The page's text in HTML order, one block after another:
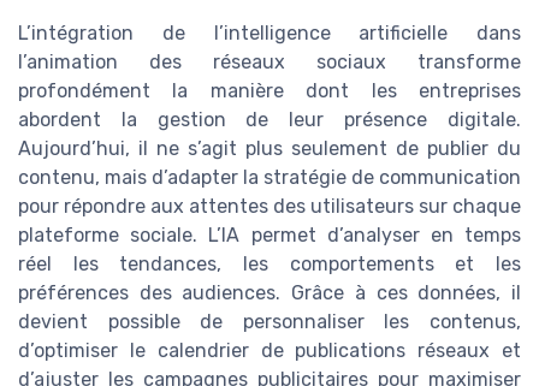
L’intégration de l’intelligence artificielle dans
l’animation des réseaux sociaux transforme
profondément la manière dont les entreprises
abordent la gestion de leur présence digitale.
Aujourd’hui, il ne s’agit plus seulement de publier du
contenu, mais d’adapter la stratégie de communication
pour répondre aux attentes des utilisateurs sur chaque
plateforme sociale. L’IA permet d’analyser en temps
réel les tendances, les comportements et les
préférences des audiences. Grâce à ces données, il
devient possible de personnaliser les contenus,
d’optimiser le calendrier de publications réseaux et
d’ajuster les campagnes publicitaires pour maximiser